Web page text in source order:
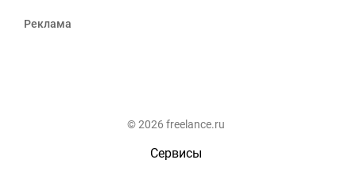
Реклама
© 2026 freelance.ru
Сервисы